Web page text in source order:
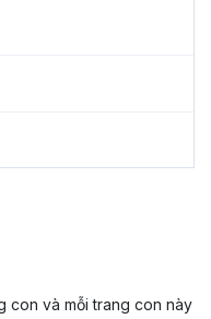
con và mỗi trang con này